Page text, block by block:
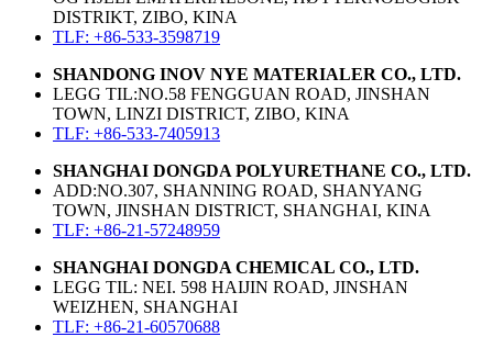
DISTRIKT, ZIBO, KINA
TLF: +86-533-3598719
SHANDONG INOV NYE MATERIALER CO., LTD.
LEGG TIL:NO.58 FENGGUAN ROAD, JINSHAN
TOWN, LINZI DISTRICT, ZIBO, KINA
TLF: +86-533-7405913
SHANGHAI DONGDA POLYURETHANE CO., LTD.
ADD:NO.307, SHANNING ROAD, SHANYANG
TOWN, JINSHAN DISTRICT, SHANGHAI, KINA
TLF: +86-21-57248959
SHANGHAI DONGDA CHEMICAL CO., LTD.
LEGG TIL: NEI. 598 HAIJIN ROAD, JINSHAN
WEIZHEN, SHANGHAI
TLF: +86-21-60570688